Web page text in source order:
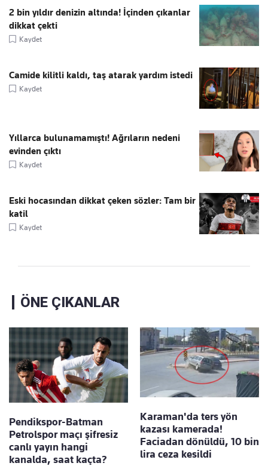
2 bin yıldır denizin altında! İçinden çıkanlar
dikkat çekti
Kaydet
Camide kilitli kaldı, taş atarak yardım istedi
Kaydet
Yıllarca bulunamamıştı! Ağrıların nedeni
evinden çıktı
Kaydet
Eski hocasından dikkat çeken sözler: Tam bir
katil
Kaydet
ÖNE ÇIKANLAR
Pendikspor-Batman
Petrolspor maçı şifresiz
canlı yayın hangi
kanalda, saat kaçta?
Karaman'da ters yön
kazası kamerada!
Faciadan dönüldü, 10 bin
lira ceza kesildi